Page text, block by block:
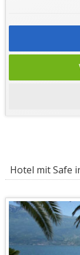
Hotel mit Safe